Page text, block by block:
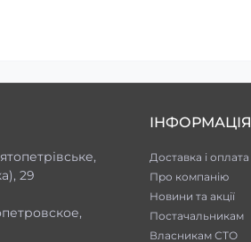
29
ІНФОРМАЦІЯ
Доставка і оплата
Про компанію
Новини та акції
Постачальникам
Власникам СТО